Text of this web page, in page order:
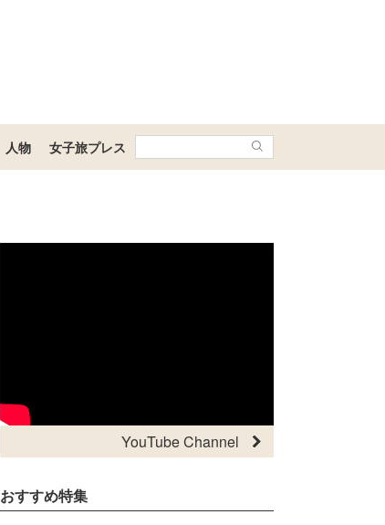
人物 女子旅プレス
YouTube Channel
おすすめ特集